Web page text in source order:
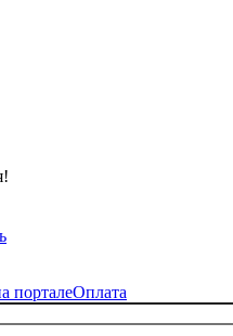
порталеОплата